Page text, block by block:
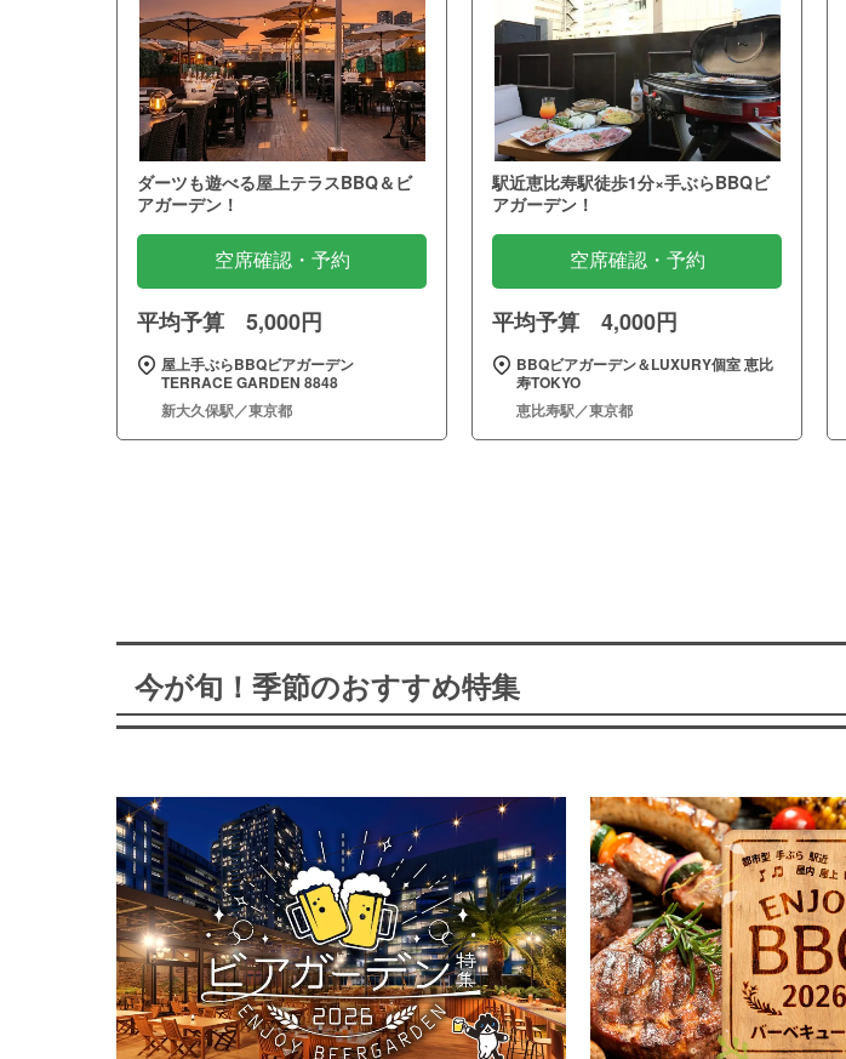
ダーツも遊べる屋上テラスBBQ＆ビ
アガーデン！
空席確認・予約
平均予算 5,000円
屋上手ぶらBBQビアガーデン
TERRACE GARDEN 8848
新大久保駅／東京都
駅近恵比寿駅徒歩1分×手ぶらBBQビ
アガーデン！
空席確認・予約
平均予算 4,000円
BBQビアガーデン＆LUXURY個室 恵比
寿TOKYO
恵比寿駅／東京都
今が旬！季節のおすすめ特集